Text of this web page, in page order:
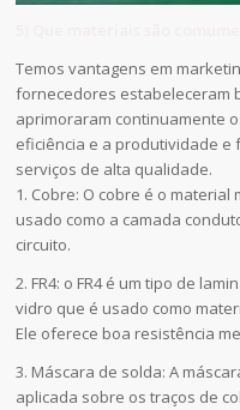
Temos vantagens em
fornecedores estabeleceram
aprimoraram continuamente
eficiência e a produtividade
serviços de alta qualidade.
1. Cobre: O cobre é o material
usado como a camada
circuito.
2. FR4: o FR4 é um tipo de
vidro que é usado como
Ele oferece boa resistência
3. Máscara de solda: A
aplicada sobre os traços de